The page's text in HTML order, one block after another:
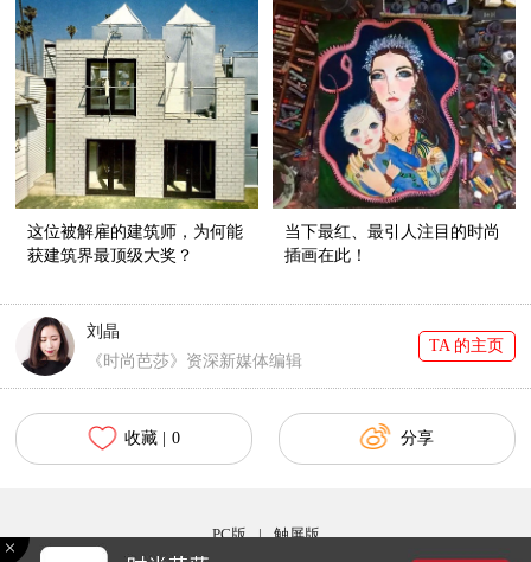
这位被解雇的建筑师，为何能
获建筑界最顶级大奖？
当下最红、最引人注目的时尚
插画在此！
刘晶
《时尚芭莎》资深新媒体编辑
TA 的主页
收藏 | 0 分享
PC版 | 触屏版